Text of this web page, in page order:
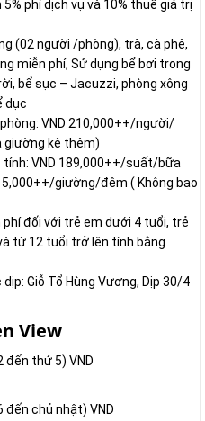
phí dịch vụ và 10% thuế giá trị
(02 người /phòng), trà, cà phê,
miễn phí, Sử dụng bể bơi trong
bể sục – Jacuzzi, phòng xông
dục
VND 210,000++/người/
giường kê thêm)
VND 189,000++/suất/bữa
giường/đêm ( Không bao
đối với trẻ em dưới 4 tuổi, trẻ
từ 12 tuổi trở lên tính bằng
Giỗ Tổ Hùng Vương, Dịp 30/4
View
đến thứ 5) VND
chủ nhật) VND